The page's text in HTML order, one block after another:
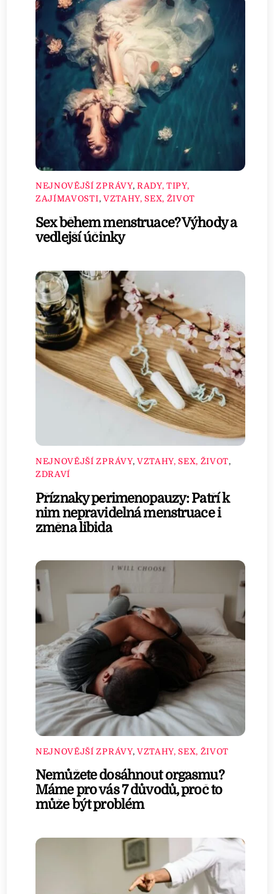
NEJNOVĚJŠÍ ZPRÁVY, RADY, TIPY,
ZAJÍMAVOSTI, VZTAHY, SEX, ŽIVOT
Sex během menstruace? Výhody a
vedlejší účinky
NEJNOVĚJŠÍ ZPRÁVY, VZTAHY, SEX, ŽIVOT,
ZDRAVÍ
Příznaky perimenopauzy: Patří k
nim nepravidelná menstruace i
změna libida
NEJNOVĚJŠÍ ZPRÁVY, VZTAHY, SEX, ŽIVOT
Nemůžete dosáhnout orgasmu?
Máme pro vás 7 důvodů, proč to
může být problém